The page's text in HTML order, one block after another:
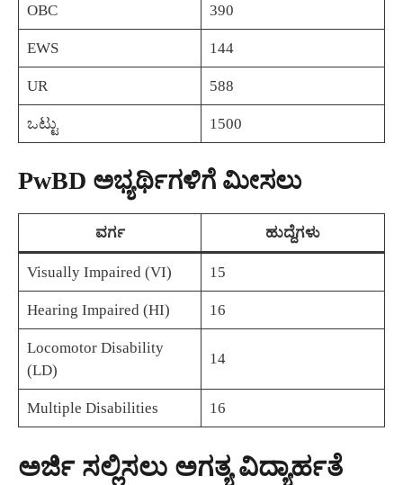
OBC 390
EWS 144
UR 588
ಒಟ್ಟು 1500
PwBD ಅಭ್ಯರ್ಥಿಗಳಿಗೆ ಮೀಸಲು
ವರ್ಗ ಹುದ್ದೆಗಳು
Visually Impaired (VI) 15
Hearing Impaired (HI) 16
Locomotor Disability
(LD)
14
Multiple Disabilities 16
ಅರ್ಜಿ ಸಲ್ಲಿಸಲು ಅಗತ್ಯ ವಿದ್ಯಾರ್ಹತೆ